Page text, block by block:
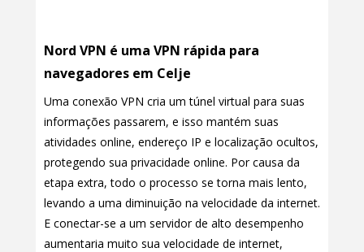
Nord VPN é uma VPN rápida para
navegadores em Celje
Uma conexão VPN cria um túnel virtual para suas
informações passarem, e isso mantém suas
atividades online, endereço IP e localização ocultos,
protegendo sua privacidade online. Por causa da
etapa extra, todo o processo se torna mais lento,
levando a uma diminuição na velocidade da internet.
E conectar-se a um servidor de alto desempenho
aumentaria muito sua velocidade de internet,